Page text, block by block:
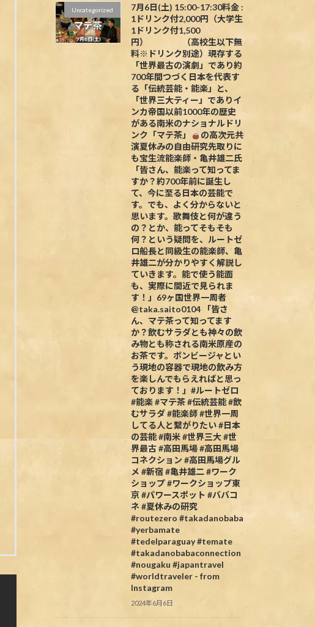
Uncategorized
7月6日(土) 15:00-17:30料金 :
1ドリンク付2,000円（大学生
1ドリンク付1,500
円） （高校生以下無
料※ドリンク別途）現存する
「世界最古の演劇」であり約
700年間つづく日本を代表す
る「伝統芸能・能楽」と、
「世界三大ティー」でありイ
ンカ帝国以前1000年の歴史
がある南米のナショナルドリ
ンク「マテ茶」
の高次元共
演夏休みの自由研究先取りに
も宝生流能楽師・亀井雄二氏
「皆さん、能楽って知ってま
すか？約700年前に誕生し
て、今に至る日本の芸能で
す。でも、よく分からないと
思います。歌舞伎と何が違う
の？とか、能ってそもそも
何？という疑問を、ルートゼ
ロ船長と同級生の能楽師、亀
井雄二が分かりやすく解説し
ていきます。能で使う能面
も、実際に間近で見られま
す！」69ヶ国世界一周者
@taka.saito0104 「皆さ
ん、マテ茶って知ってます
か？飲むサラダとも神々の飲
み物とも称される南米原産の
お茶です。ボンビージャとい
う現地の容器で現地の飲み方
を楽しんでもらえればと思っ
ております！」#ルートゼロ
#能楽 #マテ茶 #伝統芸能 #飲
むサラダ #能楽師 #世界一周
してる人と繋がりたい #日本
の芸能 #南米 #世界三大 #世
界最古 #高田馬場 #高田馬場
コネクション #高田馬場グル
メ #新宿 #亀井雄二 #ワーク
ショップ #ワークショップ東
京 #パワースポット #ババコ
ネ #夏休みの研究
#routezero #takadanobaba
#yerbamate
#tedelparaguay #temate
#takadanobabaconnection
#nougaku #japantravel
#worldtraveler - from
Instagram
2024年6月6日